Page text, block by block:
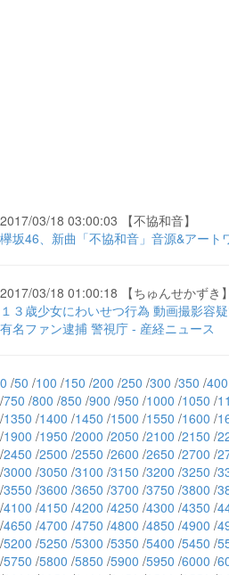
2017/03/18 03:00:03 【不協和音】
欅坂46、新曲「不協和音」音源&アート
2017/03/18 01:00:18 【ちゅんせかずき】
１３歳少女にわいせつ行為 動画撮影容
有名ファン逮捕 警視庁 - 産経ニュース
0 /50 /100 /150 /200 /250 /300 /350 /400
/750 /800 /850 /900 /950 /1000 /1050 /
/1350 /1400 /1450 /1500 /1550 /1600 /
/1900 /1950 /2000 /2050 /2100 /2150 /
/2450 /2500 /2550 /2600 /2650 /2700 /
/3000 /3050 /3100 /3150 /3200 /3250 /
/3550 /3600 /3650 /3700 /3750 /3800 /
/4100 /4150 /4200 /4250 /4300 /4350 /
/4650 /4700 /4750 /4800 /4850 /4900 /
/5200 /5250 /5300 /5350 /5400 /5450 /
/5750 /5800 /5850 /5900 /5950 /6000 /